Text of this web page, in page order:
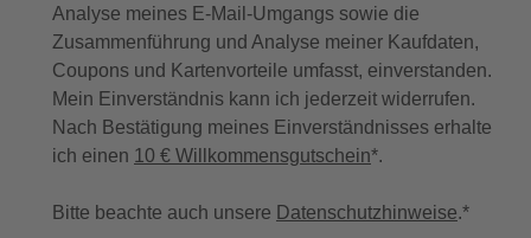
Analyse meines E-Mail-Umgangs sowie die
Zusammenführung und Analyse meiner Kaufdaten,
Coupons und Kartenvorteile umfasst, einverstanden.
Mein Einverständnis kann ich jederzeit widerrufen.
Nach Bestätigung meines Einverständnisses erhalte
ich einen 10 € Willkommensgutschein*.
Bitte beachte auch unsere Datenschutzhinweise.